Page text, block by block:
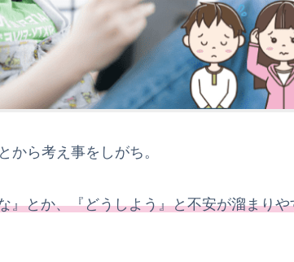
から考え事をしがち。
』とか、『どうしよう』と不安が溜まり